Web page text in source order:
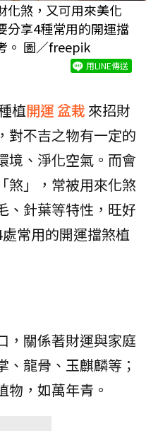
化煞，又可用來美化
分享4種常用的開運擋
。 圖／freepik
用LINE傳送
植開運盆栽來招財
對不吉之物有一定的
境、淨化空氣。而會
煞」，常被用來化煞
、針葉等特性，旺好
常用的開運擋煞植
，關係著財運與家庭
龍骨、玉麒麟等；
物，如萬年青。